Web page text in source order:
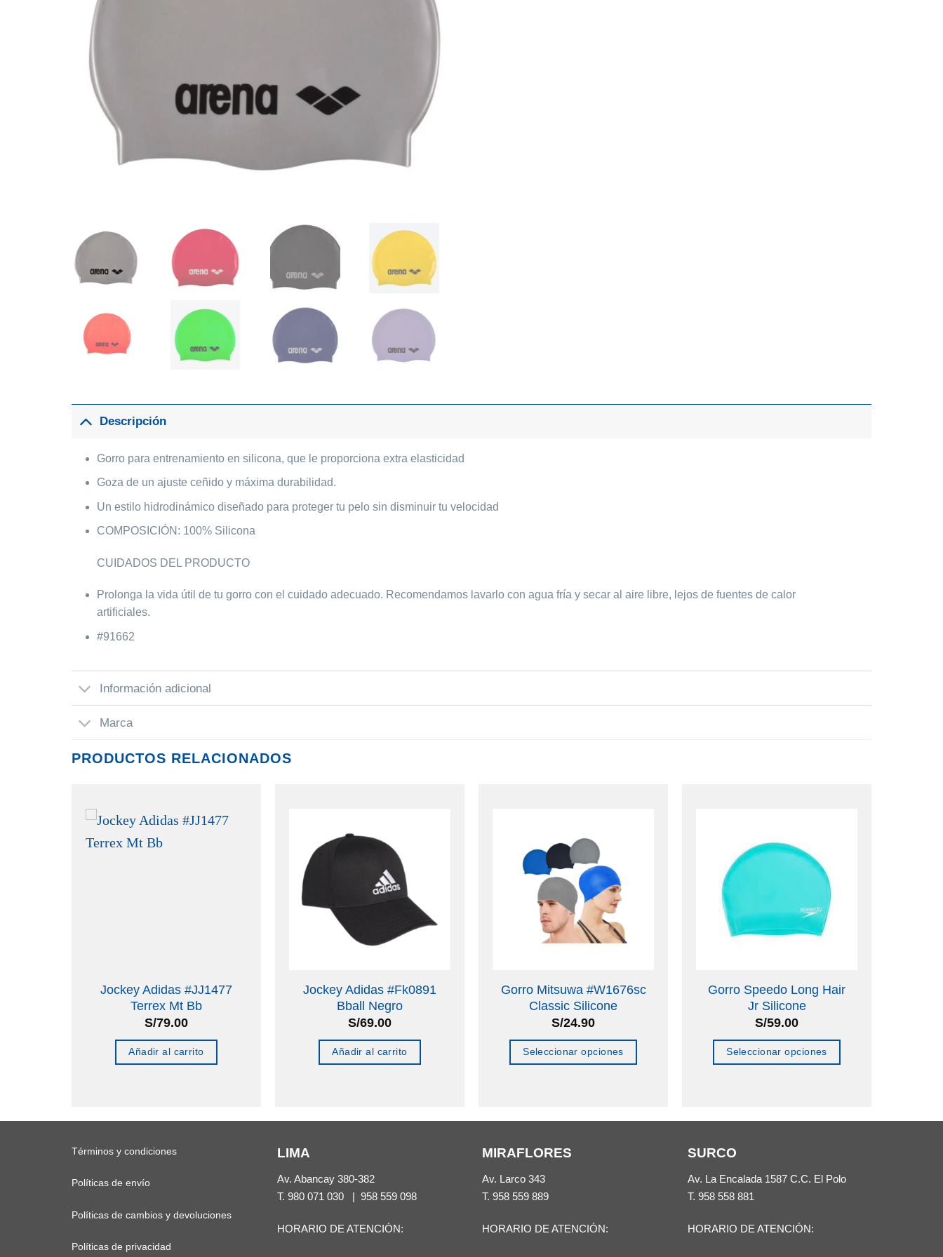
Descripción
Gorro para entrenamiento en silicona, que le proporciona extra elasticidad
Goza de un ajuste ceñido y máxima durabilidad.
Un estilo hidrodinámico diseñado para proteger tu pelo sin disminuir tu velocidad
COMPOSICIÓN: 100% Silicona
CUIDADOS DEL PRODUCTO
Prolonga la vida útil de tu gorro con el cuidado adecuado. Recomendamos lavarlo con agua fría y secar al aire libre, lejos de fuentes de calor
artificiales.
#91662
Información adicional
Marca
PRODUCTOS RELACIONADOS
Jockey Adidas #JJ1477
Terrex Mt Bb
S/79.00
Añadir al carrito
Jockey Adidas #Fk0891
Bball Negro
S/69.00
Añadir al carrito
Gorro Mitsuwa #W1676sc
Classic Silicone
S/24.90
Seleccionar opciones
pueden
Gorro Speedo Long Hair
Jr Silicone
S/59.00
Seleccionar opciones
Las
pueden
Términos y condiciones
Políticas de envío
Políticas de cambios y devoluciones
Políticas de privacidad
LIMA
Av. Abancay 380-382
T. 980 071 030| 958 559 098
HORARIO DE ATENCIÓN:
MIRAFLORES
Av. Larco 343
T. 958 559 889
HORARIO DE ATENCIÓN:
SURCO
Av. La Encalada 1587 C.C. El Polo
T. 958 558 881
HORARIO DE ATENCIÓN: